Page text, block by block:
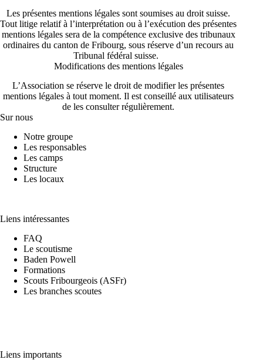
Les présentes mentions légales sont soumises au droit suisse.
Tout litige relatif à l’interprétation ou à l’exécution des présentes
mentions légales sera de la compétence exclusive des tribunaux
ordinaires du canton de Fribourg, sous réserve d’un recours au
Tribunal fédéral suisse.
Modifications des mentions légales
L’Association se réserve le droit de modifier les présentes
mentions légales à tout moment. Il est conseillé aux utilisateurs
de les consulter régulièrement.
Sur nous
Notre groupe
Les responsables
Les camps
Structure
Les locaux
Liens intéressantes
FAQ
Le scoutisme
Baden Powell
Formations
Scouts Fribourgeois (ASFr)
Les branches scoutes
Liens importants